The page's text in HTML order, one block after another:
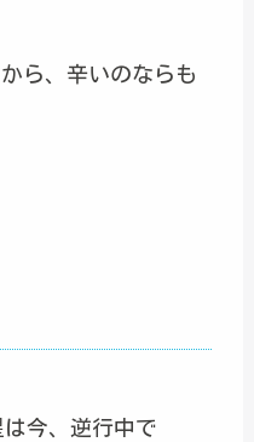
ら、辛いのならも
今、逆行中で